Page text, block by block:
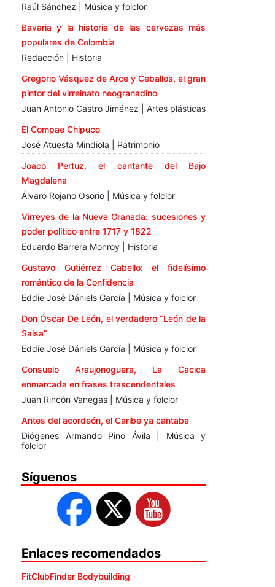
Raúl Sánchez | Música y folclor
Bavaria y la historia de las cervezas más
populares de Colombia
Redacción | Historia
Gregorio Vásquez de Arce y Ceballos, el gran
pintor del virreinato neogranadino
Juan Antonio Castro Jiménez | Artes plásticas
El Compae Chipuco
José Atuesta Mindiola | Patrimonio
Joaco Pertuz, el cantante del Bajo
Magdalena
Álvaro Rojano Osorio | Música y folclor
Virreyes de la Nueva Granada: sucesiones y
poder político entre 1717 y 1822
Eduardo Barrera Monroy | Historia
Gustavo Gutiérrez Cabello: el fidelísimo
romántico de la Confidencia
Eddie José Dániels García | Música y folclor
Don Óscar De León, el verdadero “León de la
Salsa”
Eddie José Dániels García | Música y folclor
Consuelo Araujonoguera, La Cacica
enmarcada en frases trascendentales
Juan Rincón Vanegas | Música y folclor
Antes del acordeón, el Caribe ya cantaba
Diógenes Armando Pino Ávila | Música y
folclor
Síguenos
Enlaces recomendados
FitClubFinder Bodybuilding